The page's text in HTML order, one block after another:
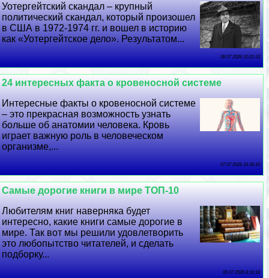
Уотергeйтский скандал – крупный
политический скандал, который произошел
в США в 1972-1974 гг. и вошел в историю
как «Уотергeйтское дело». Результатом...
08 07 2026 10:21:33
24 интересных факта о кровеносной системе
Интересные факты о кровеносной системе
– это прекрасная возможность узнать
больше об анатомии человека. Кровь
играет важную роль в человеческом
организме,...
07 07 2026 16:30:10
Самые дорогие книги в мире ТОП-10
Любителям книг наверняка будет
интересно, какие книги самые дорогие в
мире. Так вот мы решили удовлетворить
это любопытство читателей, и сделать
подборку...
06 07 2026 8:16:18